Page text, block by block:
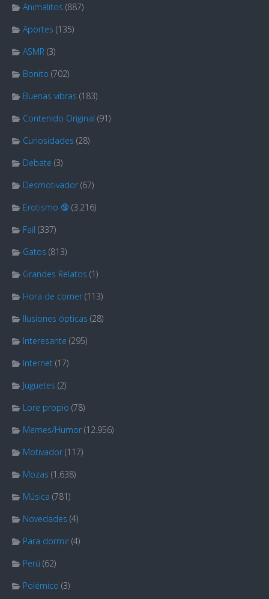
Animalitos (887)
Aportes (135)
ASMR (3)
Bonito (702)
Buenas vibras (183)
Contenido Original (91)
Curiosidades (28)
Debate (3)
Desmotivador (67)
Erotismo 🔞 (3.216)
Fail (337)
Gatos (813)
Grandes Relatos (1)
Hora de comer (113)
Ilusiones ópticas (28)
Interesante (295)
Internet (17)
Juguetes (2)
Lore propio (78)
Memes/Humor (12.956)
Motivador (117)
Mozas (1.638)
Música (781)
Novedades (4)
Para dormir (4)
Perú (62)
Polémico (3)